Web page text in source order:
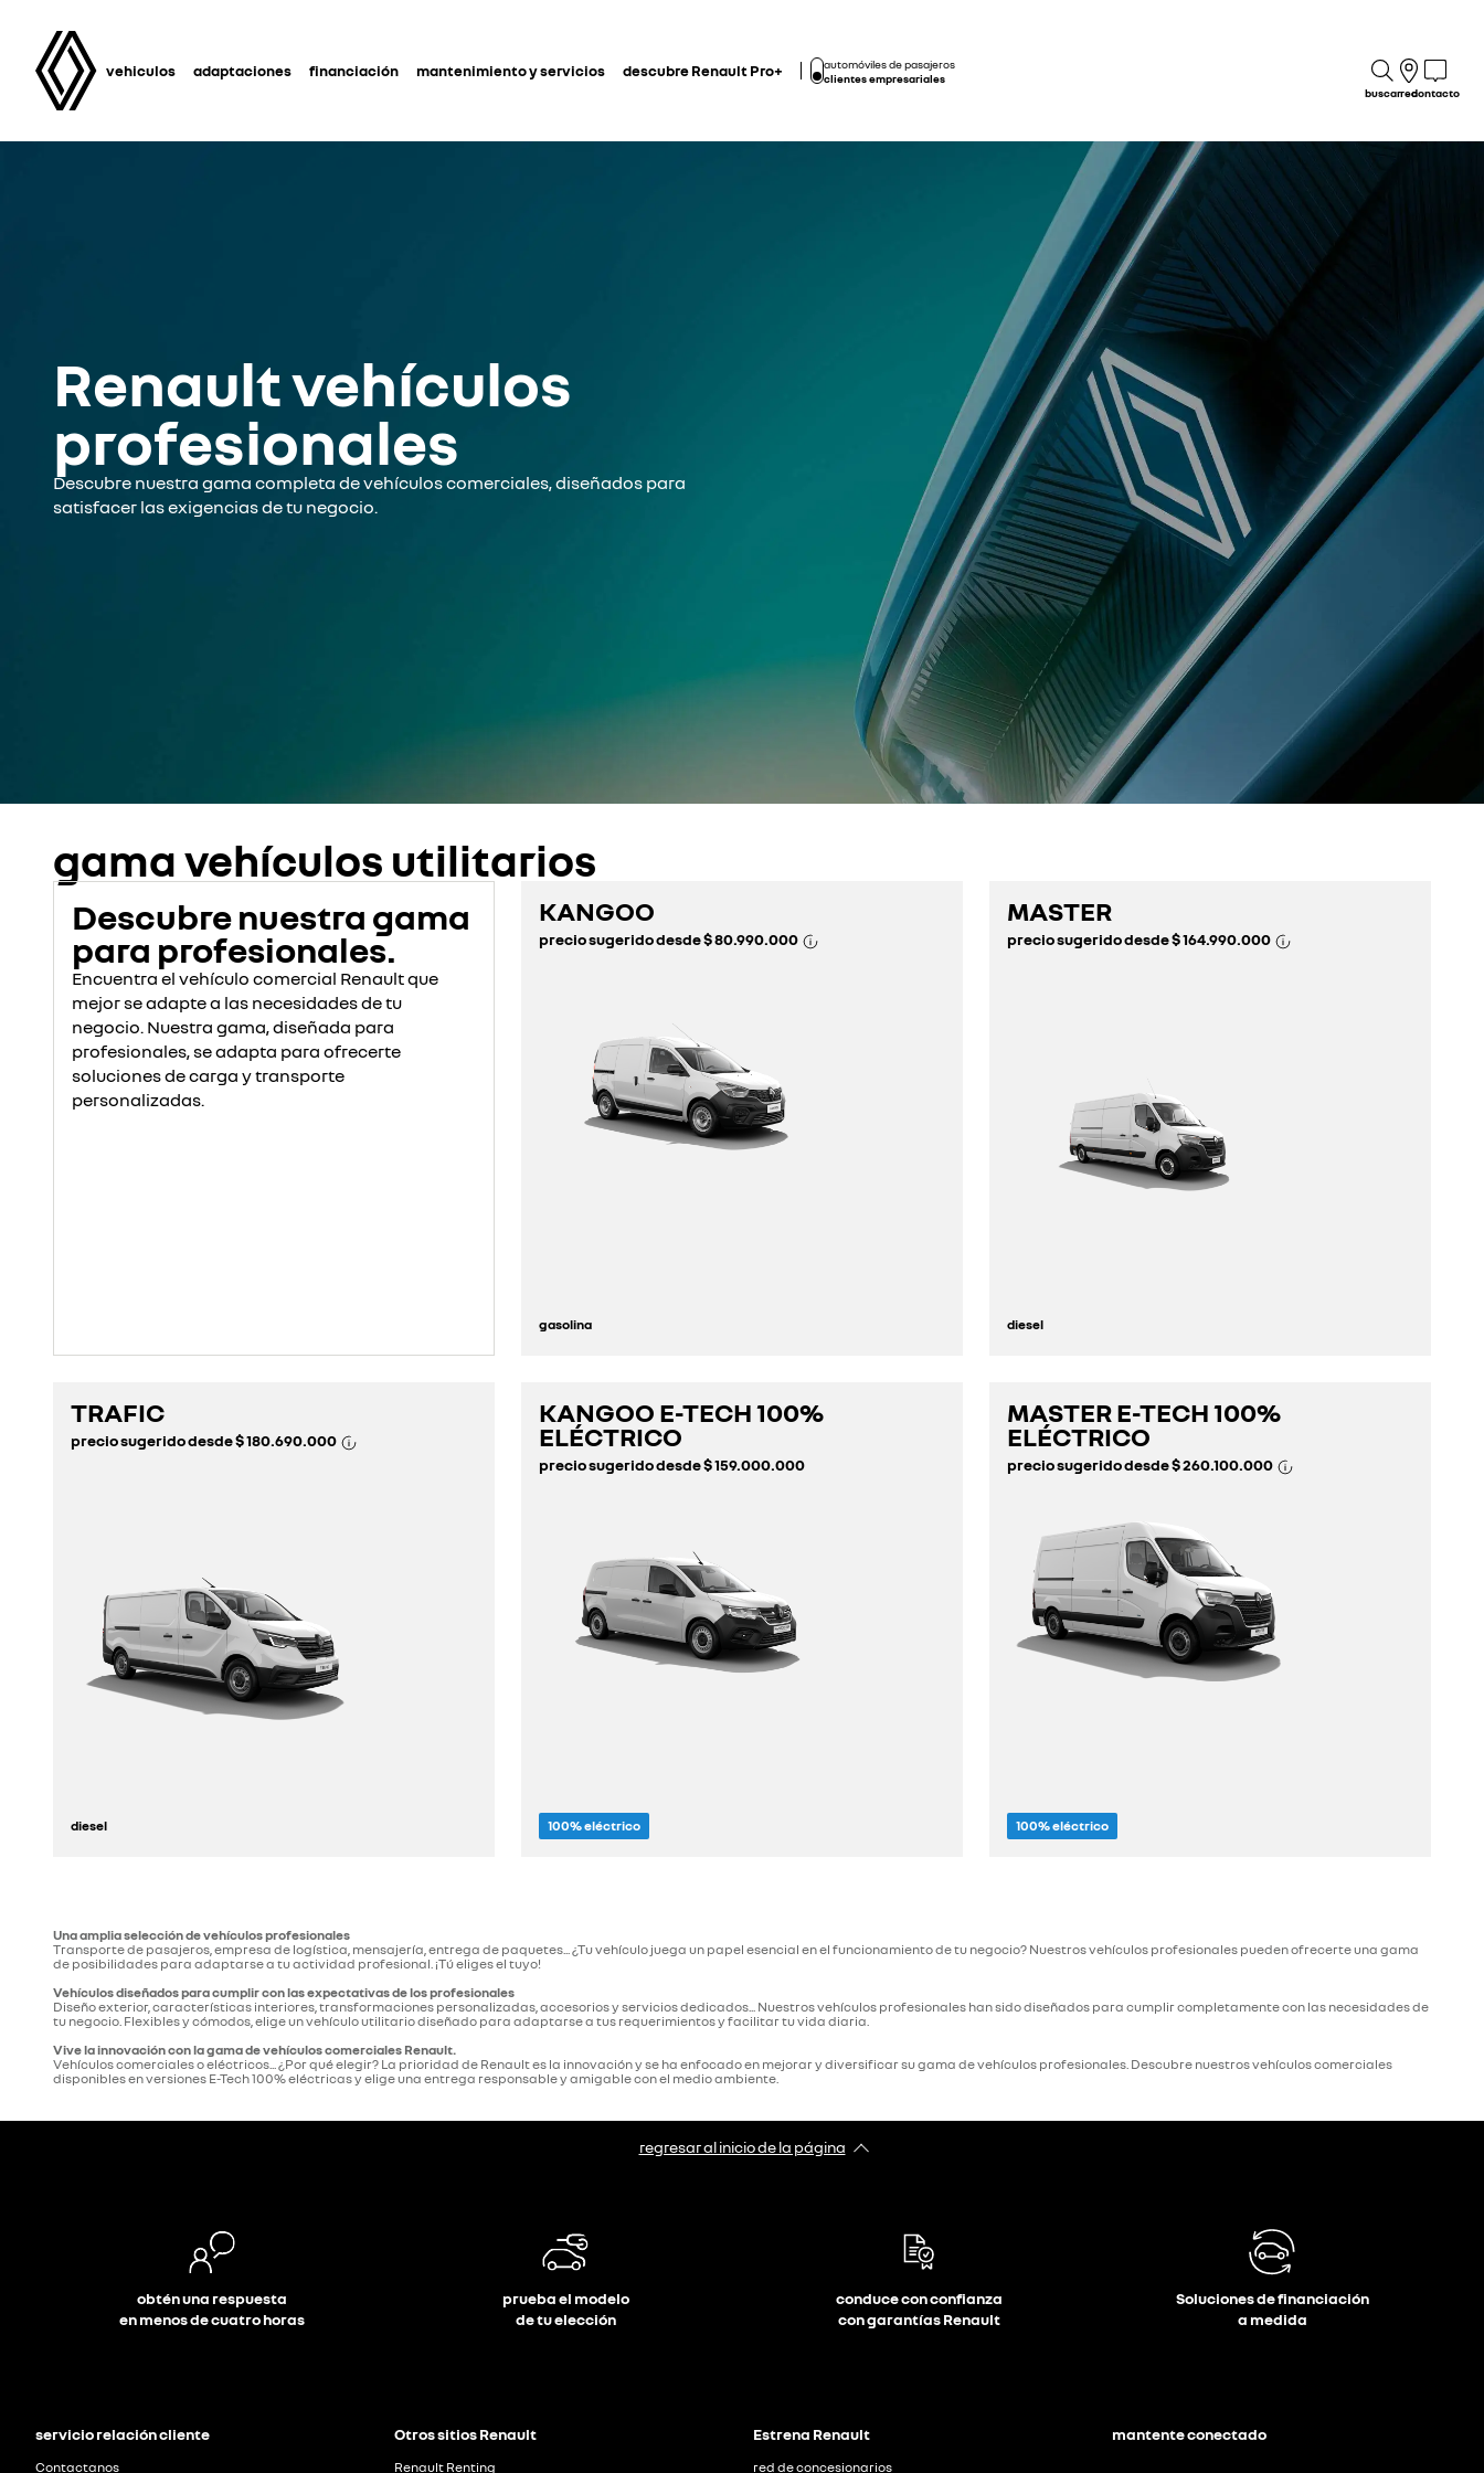
vehiculos adaptaciones financiación mantenimiento y servicios descubre Renault Pro+
automóviles de pasajeros
clientes empresariales
buscarredcontacto
Renault vehículos
profesionales
Descubre nuestra gama completa de vehículos comerciales, diseñados para
satisfacer las exigencias de tu negocio.
gama vehículos utilitarios
Descubre nuestra gama
para profesionales.
Encuentra el vehículo comercial Renault que
mejor se adapte a las necesidades de tu
negocio. Nuestra gama, diseñada para
profesionales, se adapta para ofrecerte
soluciones de carga y transporte
personalizadas.
KANGOO
precio sugerido desde$ 80.990.000
gasolina
descúbrelo
configúralo
MASTER
precio sugerido desde$ 164.990.000
diesel
descúbrelo
configúralo
TRAFIC
precio sugerido desde$ 180.690.000
diesel
configúralo
KANGOO E-TECH 100%
ELÉCTRICO
precio sugerido desde$ 159.000.000
100% eléctrico
MASTER E-TECH 100%
ELÉCTRICO
precio sugerido desde$ 260.100.000
100% eléctrico
Una amplia selección de vehículos profesionales
Transporte de pasajeros, empresa de logística, mensajería, entrega de paquetes... ¿Tu vehículo juega un papel esencial en el funcionamiento de tu negocio? Nuestros vehículos profesionales pueden ofrecerte una gama
de posibilidades para adaptarse a tu actividad profesional. ¡Tú eliges el tuyo!
Vehículos diseñados para cumplir con las expectativas de los profesionales
Diseño exterior, características interiores, transformaciones personalizadas, accesorios y servicios dedicados... Nuestros vehículos profesionales han sido diseñados para cumplir completamente con las necesidades de
tu negocio. Flexibles y cómodos, elige un vehículo utilitario diseñado para adaptarse a tus requerimientos y facilitar tu vida diaria.
Vive la innovación con la gama de vehículos comerciales Renault.
Vehículos comerciales o eléctricos... ¿Por qué elegir? La prioridad de Renault es la innovación y se ha enfocado en mejorar y diversificar su gama de vehículos profesionales. Descubre nuestros vehículos comerciales
disponibles en versiones E-Tech 100% eléctricas y elige una entrega responsable y amigable con el medio ambiente.
regresar al inicio de la página
obtén una respuesta
en menos de cuatro horas
prueba el modelo
de tu elección
conduce con confianza
con garantías Renault
Soluciones de financiación
a medida
servicio relación cliente
Contactanos
Otros sitios Renault
Renault Renting
Estrena Renault
red de concesionarios
mantente conectado